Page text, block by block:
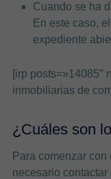
Cuando se ha
En este caso,
expediente
[irp posts=»14085″
inmobiliarias de
¿Cuáles son
Para comenzar
necesario